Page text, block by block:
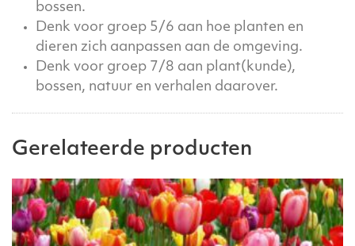
bossen.
Denk voor groep 5/6 aan hoe planten en
dieren zich aanpassen aan de omgeving.
Denk voor groep 7/8 aan plant(kunde),
bossen, natuur en verhalen daarover.
Gerelateerde producten